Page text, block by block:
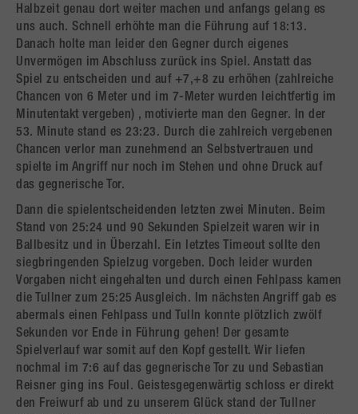
Halbzeit genau dort weiter machen und anfangs gelang es
uns auch. Schnell erhöhte man die Führung auf 18:13.
Danach holte man leider den Gegner durch eigenes
Unvermögen im Abschluss zurück ins Spiel. Anstatt das
Spiel zu entscheiden und auf +7,+8 zu erhöhen (zahlreiche
Chancen von 6 Meter und im 7-Meter wurden leichtfertig im
Minutentakt vergeben) , motivierte man den Gegner. In der
53. Minute stand es 23:23. Durch die zahlreich vergebenen
Chancen verlor man zunehmend an Selbstvertrauen und
spielte im Angriff nur noch im Stehen und ohne Druck auf
das gegnerische Tor.
Dann die spielentscheidenden letzten zwei Minuten. Beim
Stand von 25:24 und 90 Sekunden Spielzeit waren wir in
Ballbesitz und in Überzahl. Ein letztes Timeout sollte den
siegbringenden Spielzug vorgeben. Doch leider wurden
Vorgaben nicht eingehalten und durch einen Fehlpass kamen
die Tullner zum 25:25 Ausgleich. Im nächsten Angriff gab es
abermals einen Fehlpass und Tulln konnte plötzlich zwölf
Sekunden vor Ende in Führung gehen! Der gesamte
Spielverlauf war somit auf den Kopf gestellt. Wir liefen
nochmal im 7:6 auf das gegnerische Tor zu und Sebastian
Reisner ging ins Foul. Geistesgegenwärtig schloss er direkt
den Freiwurf ab und zu unserem Glück stand der Tullner